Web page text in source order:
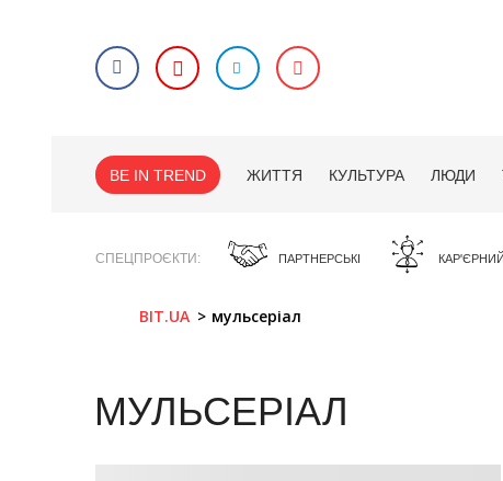
BE IN TREND ЖИТТЯ КУЛЬТУРА ЛЮДИ
СПЕЦПРОЄКТИ ПАРТНЕРСЬКІ
BIT.UA мульсеріал
МУЛЬСЕРІАЛ